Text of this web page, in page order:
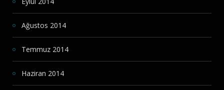
Ağustos 2014
Temmuz 2014
Haziran 2014